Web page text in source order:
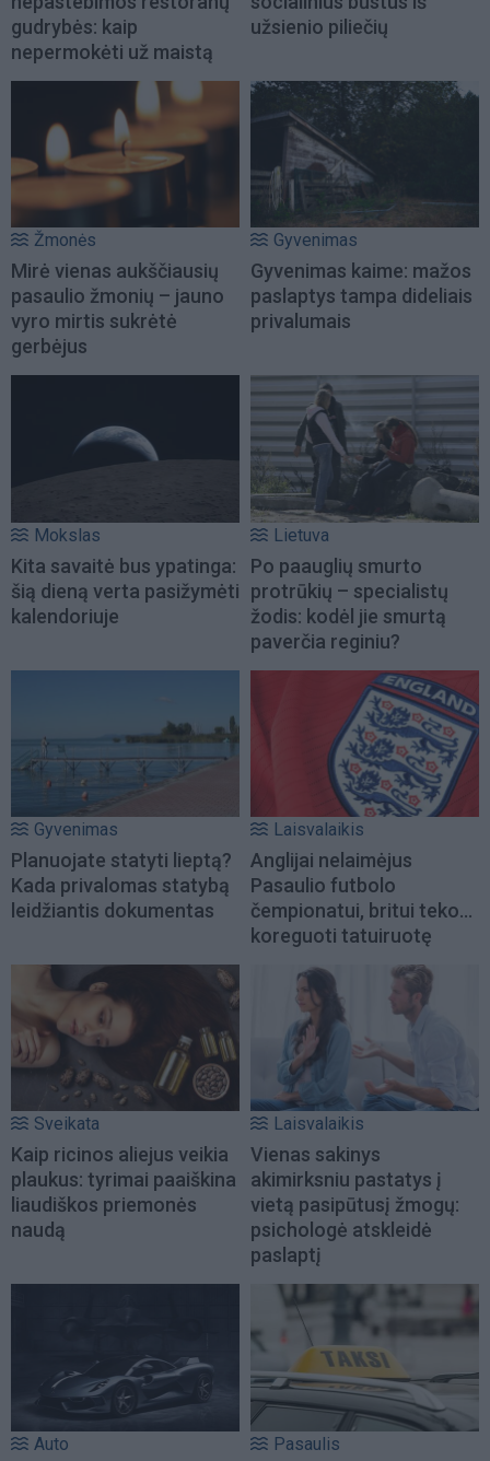
gudrybės: kaip
nepermokėti už maistą
užsienio piliečių
Žmonės
Mirė vienas aukščiausių
pasaulio žmonių – jauno
vyro mirtis sukrėtė
gerbėjus
Gyvenimas
Gyvenimas kaime: mažos
paslaptys tampa dideliais
privalumais
Mokslas
Kita savaitė bus ypatinga:
šią dieną verta pasižymėti
kalendoriuje
Lietuva
Po paauglių smurto
protrūkių – specialistų
žodis: kodėl jie smurtą
paverčia reginiu?
Gyvenimas
Planuojate statyti lieptą?
Kada privalomas statybą
leidžiantis dokumentas
Laisvalaikis
Anglijai nelaimėjus
Pasaulio futbolo
čempionatui, britui teko...
koreguoti tatuiruotę
Sveikata
Kaip ricinos aliejus veikia
plaukus: tyrimai paaiškina
liaudiškos priemonės
naudą
Laisvalaikis
Vienas sakinys
akimirksniu pastatys į
vietą pasipūtusį žmogų:
psichologė atskleidė
paslaptį
Auto Pasaulis